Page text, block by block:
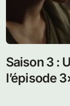
Saison 3 :
l’épisode